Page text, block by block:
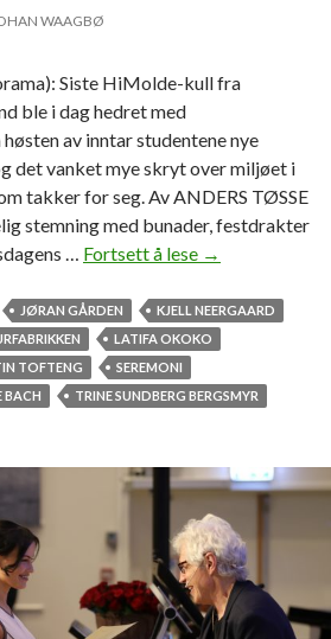
WAAGBØ
Siste HiMolde-kull fra
ble i dag hedret med
av inntar studentene nye
det vanket mye skryt over miljøet i
takker for seg. Av ANDERS TØSSE
stemning med bunader, festdrakter
… Fortsett å lese V
m
o
i
a
g
m
e
d
b
→
JØRAN GÅRDEN
KJELL NEERGAARD
LATIFA OKOKO
TOFTENG
SEREMONI
BACH TRINE SUNDBERG BERGSMYR